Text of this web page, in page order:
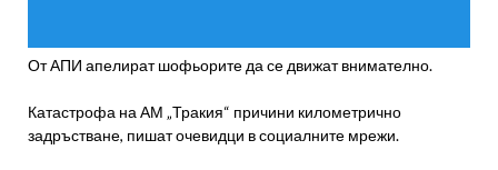
От АПИ апелират шофьорите да се движат внимателно.
Катастрофа на АМ „Тракия“ причини километрично
задръстване, пишат очевидци в социалните мрежи.